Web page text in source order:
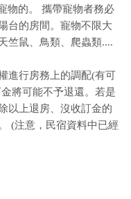
物的。 攜帶寵物者務必
台的房間。寵物不限大
竺鼠、鳥類、爬蟲類....
進行房務上的調配(有可
將可能不予退還。若是
以上退房、沒收訂金的
(注意，民宿資料中已經